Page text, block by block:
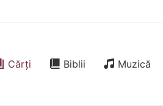
Cărți Biblii Muzică